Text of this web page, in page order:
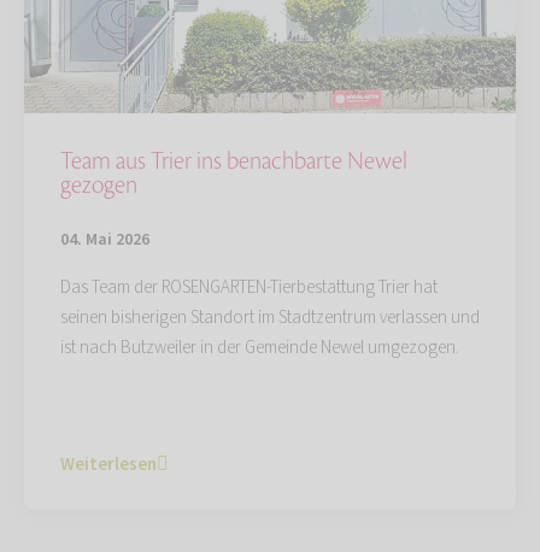
Team aus Trier ins benachbarte Newel
gezogen
04. Mai 2026
Das Team der ROSENGARTEN-Tierbestattung Trier hat
seinen bisherigen Standort im Stadtzentrum verlassen und
ist nach Butzweiler in der Gemeinde Newel umgezogen.
Weiterlesen